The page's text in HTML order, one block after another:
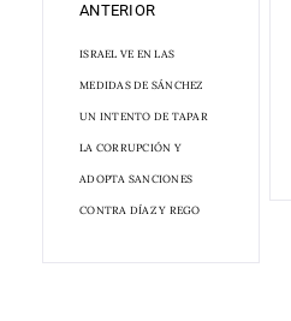
ANTERIOR
ISRAEL VE EN LAS
MEDIDAS DE SÁNCHEZ
UN INTENTO DE TAPAR
LA CORRUPCIÓN Y
ADOPTA SANCIONES
CONTRA DÍAZ Y REGO